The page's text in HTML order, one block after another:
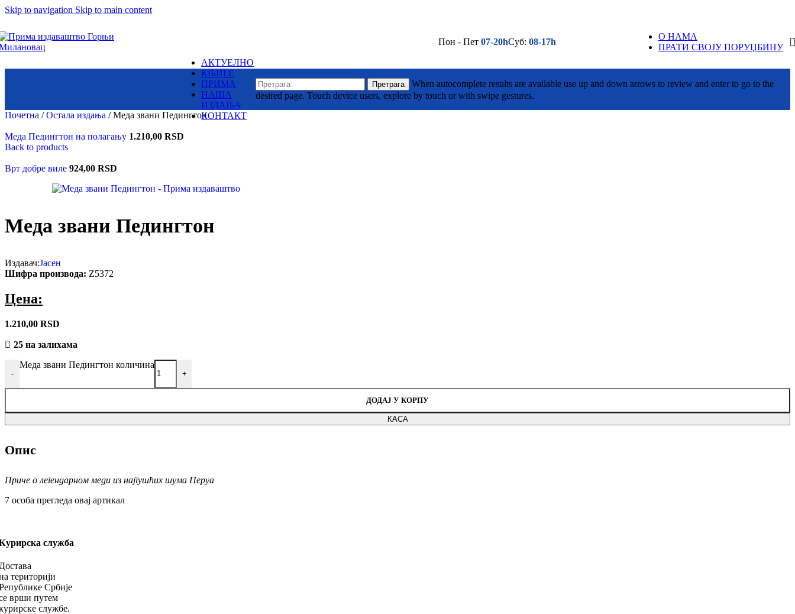
Skip to navigation Skip to main content
Издаваштво: Милутина Тодоровића Жице ББ, Горњи Милановац
Контакт
Пон. - Пет.:
7:30am -15:30pm
Пон - Пет 07-20hСуб: 08-17h
О НАМА
ПРАТИ СВОЈУ ПОРУЏБИНУ
Змајеви су снажни,
одважни,
али и страшни демони,
Вилинске
Чудесна лепота
и натприродне
Српска историја
Долина
АКТУЕЛНО
КЊИГЕ
ПРИМА
НАША
ИЗДАЊА
КОНТАКТ
Претрага
When autocomplete results are available use up and down arrows to review and enter to go to the
desired page. Touch device users, explore by touch or with swipe gestures.
Почетна / Остала издања / Меда звани Педингтон
Меда Педингтон на полагању 1.210,00 RSD
Back to products
Врт добре виле 924,00 RSD
Меда звани Педингтон
Издавач:Јасен
Шифра производа: Z5372
Цена:
1.210,00 RSD
25 на залихама
-
Меда звани Педингтон количина
+
ДОДАЈ У КОРПУ
КАСА
Опис
Приче о легендарном меди из најгушћих шума Перуа
7 особа прегледа овај артикал
служба
територији
Србије
врши путем
службе.